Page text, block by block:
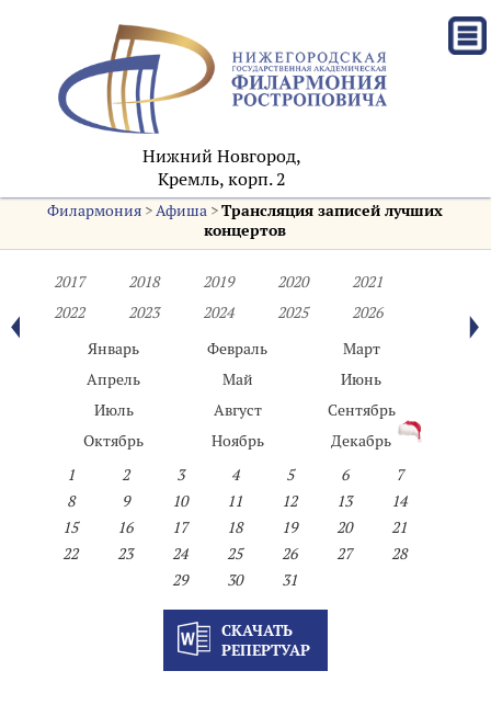
Нижний Новгород,
Кремль, корп. 2
Филармония >Афиша >Трансляция записей лучших
концертов
2017 2018 2019 2020
2021
2022
2023 2024 2025
2026
Январь
Февраль
Март
Апрель
Май
Июнь
Июль
Август
Сентябрь
Октябрь
Ноябрь
Декабрь
1
2 3 4 5 6
7
8
9 10 11 12 13
14
15
16 17 18 19 20
21
22
23 24 25 26 27
28
29
30 31
СКАЧАТЬ
РЕПЕРТУАР